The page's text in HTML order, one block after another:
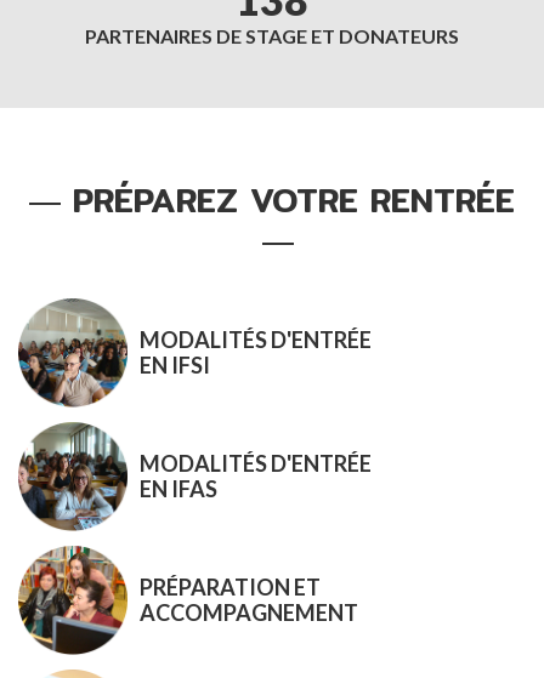
PARTENAIRES DE STAGE ET DONATEURS
PRÉPAREZ VOTRE RENTRÉE
MODALITÉS D'ENTRÉE
EN IFSI
MODALITÉS D'ENTRÉE
EN IFAS
PRÉPARATION ET
ACCOMPAGNEMENT